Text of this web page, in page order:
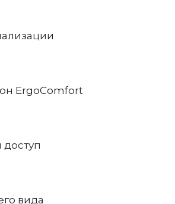
ErgoComfort
доступ
вида